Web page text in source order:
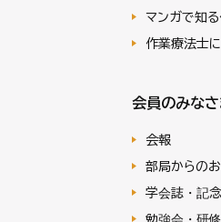
マンガで知
作業療法士
会員のみな
会報
部局からのお
学会誌・記
勉強会・研